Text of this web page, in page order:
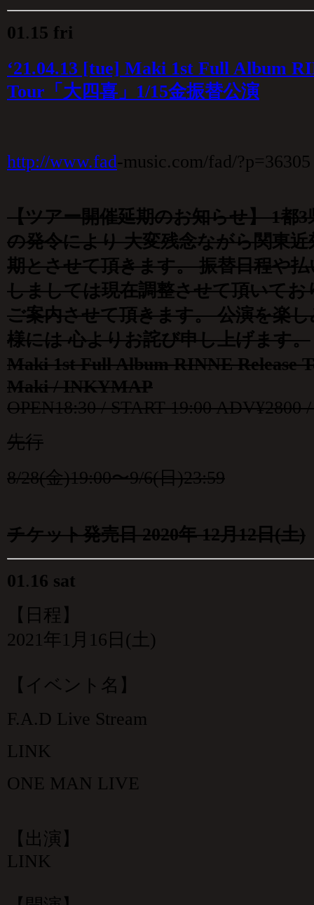
01.15 fri
‘21.04.13 [tue] Maki 1st Full Album
Tour「大四喜」1/15金振替公演
http://www.fad-music.com/fad/?p=36305
【ツアー開催延期のお知らせ】 1都
の発令により 大変残念ながら関東近
期とさせて頂きます。 振替日程や
しましては現在調整させて頂いて
ご案内させて頂きます。 公演を楽
様には 心よりお詫び申し上げます。
Maki 1st Full Album RINNE Release
Maki / INKYMAP
OPEN18:30 / START 19:00 ADV¥2800
先行
8/28(金)19:00〜9/6(日)23:59
チケット発売日 2020年 12月12日(土)
01 .16 sat
【日程】
2021年1月16日(土)
【イベント名】
F.A.D Live Stream
LINK
ONE MAN LIVE
【出演】
LINK